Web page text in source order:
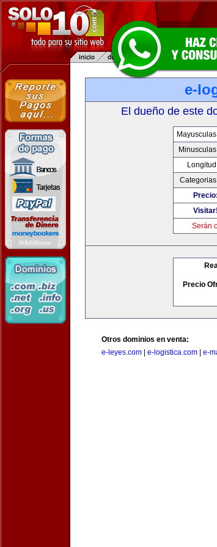
e-
El dueño de este
Precio:
Visitar!
Serán
Precio
Otros dominios en venta:
e-leyes.com
e-logistica.com e-